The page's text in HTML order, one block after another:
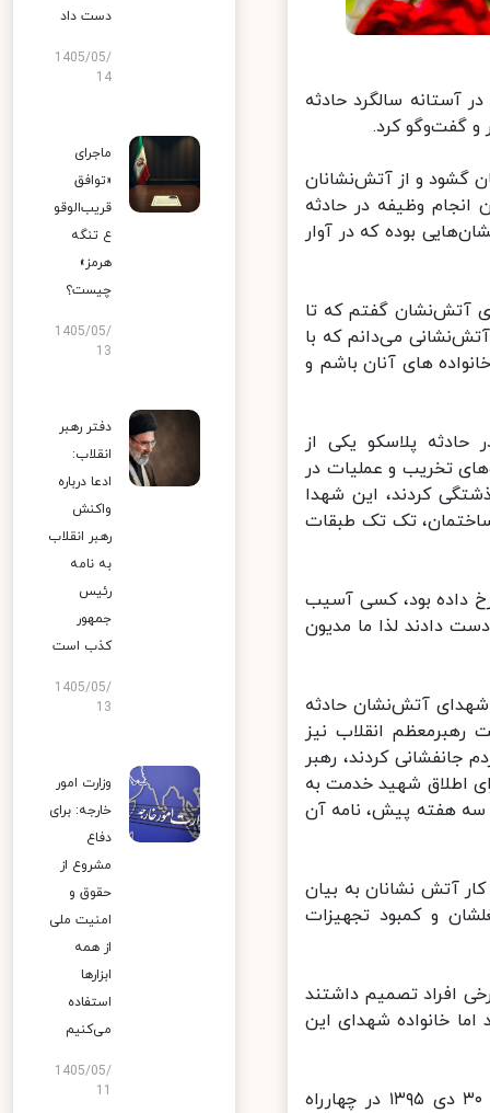
مجلس شورای اسلامی شامگاه سه‌شنبه ۲۸ دی و در آستانه سالگرد حادثه
گفت‌وگو کرد.
در سال ۱۳۶۸ چشم به جهان گشود و از آتش‌نشانان
آتش نشانی بود که در تاریخ ۳۰ دی ۱۳۹۵ حین انجام وظیفه در حادثه
بوده که در آوار
آتش‌نشان گفتم که تا
اینکه کجا هستم، خودم را مدیون ۱۶ شهید آتش‌نشانی می‌دانم که با
های آنان باشم و
پلاسکو یکی از
تخریب و عملیات در
کردند، این شهدا
تک تک طبقات
داده بود، کسی آسیب
۷۰ نفر جان‌شان را از دست دادند لذا ما مدیون
آتش‌نشان حادثه
انقلاب نیز
کردند، رهبر
اطلاق شهید خدمت به
هفته پیش، نامه آن
آتش نشانان به بیان
و کمبود تجهیزات
افراد تصمیم داشتند
خانواده شهدای این
آتش‌سوزی و ریزش ساختمان پلاسکو حادثه‌ای بود که صبح روز پنجشنبه ۳۰ دی ۱۳۹۵ در چهارراه
دست داد
1405/05/
14
ماجرای
«توافق
قریب‌الوقو
ع تنگه
هرمز»
چیست؟
1405/05/
13
دفتر رهبر
انقلاب:
ادعا درباره
واکنش
رهبر انقلاب
به نامه
رئیس
جمهور
کذب است
1405/05/
13
وزارت امور
خارجه: برای
دفاع
مشروع از
حقوق و
امنیت ملی
از همه
ابزارها
استفاده
می‌کنیم
1405/05/